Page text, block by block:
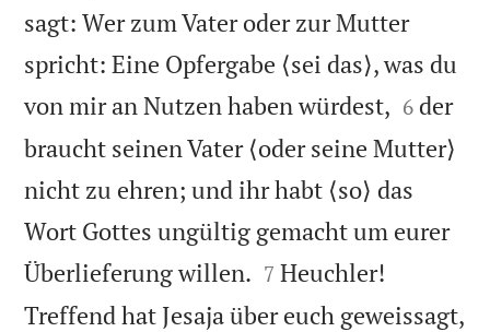
sagt: Wer zum Vater oder zur Mutter
spricht: Eine Opfergabe ⟨sei das⟩, was du
von mir an Nutzen haben würdest, 

6 der
braucht seinen Vater ⟨oder seine Mutter⟩
nicht zu ehren; und ihr habt ⟨so⟩ das
Wort Gottes ungültig gemacht um eurer
Überlieferung willen. 

7 Heuchler!
Treffend hat Jesaja über euch geweissagt,